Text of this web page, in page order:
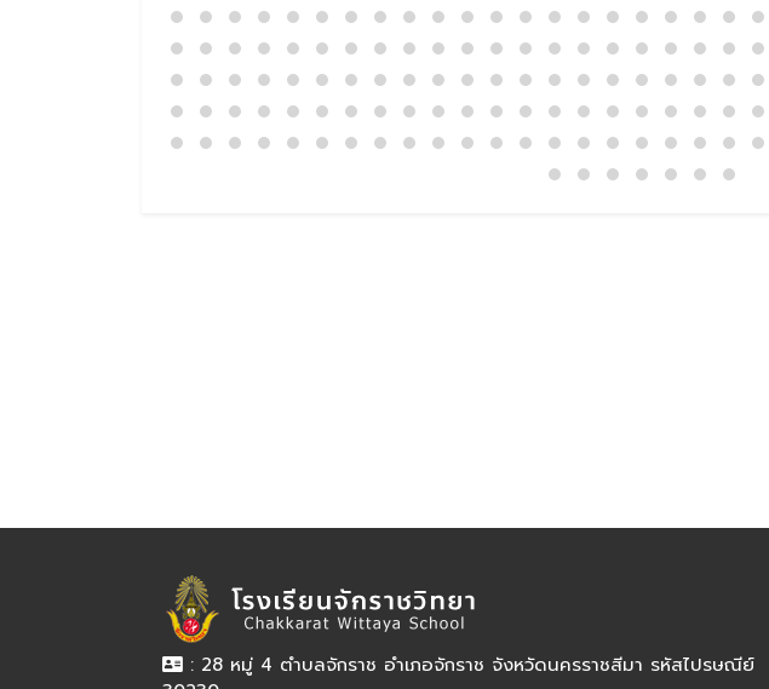
: 28 หมู่ 4 ตำบลจักราช อำเภอจักราช จังหวัดนครราชสีมา รหัสไปรษณีย์